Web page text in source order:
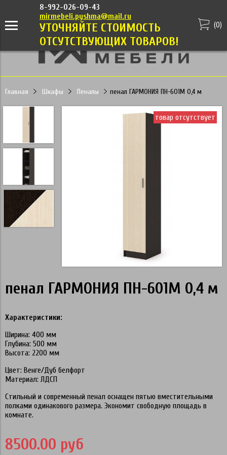
8-992-026-09-43
mirmebeli.pyshma@mail.ru
УТОЧНЯЙТЕ СТОИМОСТЬ
ОТСУТСТВУЮЩИХ ТОВАРОВ!
(0)
Главная Шкафы Пеналы пенал ГАРМОНИЯ ПН-601М 0,4 м
товар отсутствует
пенал ГАРМОНИЯ ПН-601М 0,4 м
Характеристики:
Ширина: 400 мм
Глубина: 500 мм
Высота: 2200 мм
Цвет: Венге/Дуб белфорт
Материал: ЛДСП
Стильный и современный пенал оснащен пятью вместительными
полками одинакового размера. Экономит свободную площадь в
комнате.
8500.00 руб